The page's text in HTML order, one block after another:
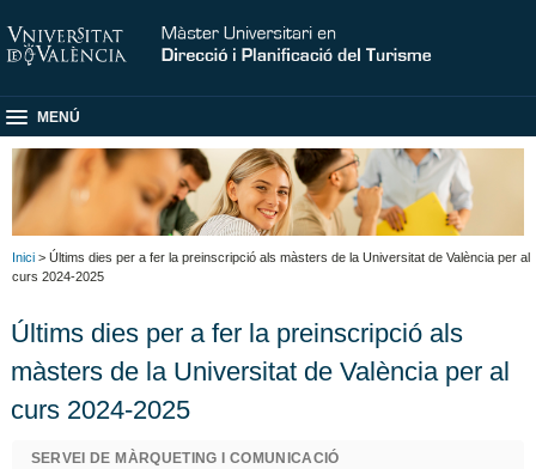
MENÚ
Inici > Últims dies per a fer la preinscripció als màsters de la Universitat de València per al
curs 2024-2025
Últims dies per a fer la preinscripció als
màsters de la Universitat de València per al
curs 2024-2025
SERVEI DE MÀRQUETING I COMUNICACIÓ